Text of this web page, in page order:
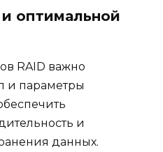
оптимальной
RAID важно
и параметры
и
данных.